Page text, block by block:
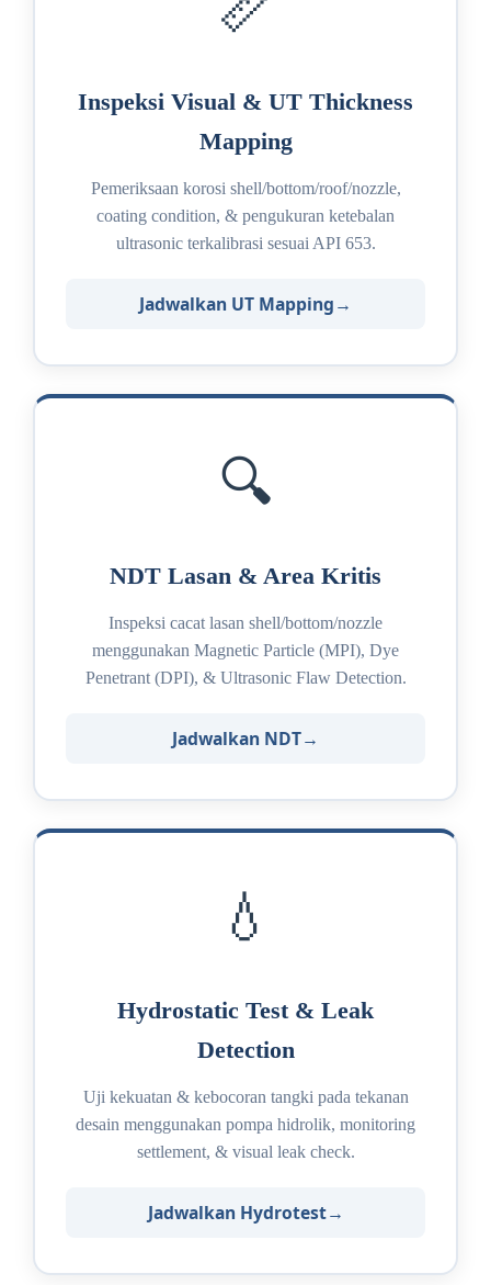
Inspeksi Visual & UT Thickness
Mapping
Pemeriksaan korosi shell/bottom/roof/nozzle,
coating condition, & pengukuran ketebalan
ultrasonic terkalibrasi sesuai API 653.
Jadwalkan UT Mapping
🔍
NDT Lasan & Area Kritis
Inspeksi cacat lasan shell/bottom/nozzle
menggunakan Magnetic Particle (MPI), Dye
Penetrant (DPI), & Ultrasonic Flaw Detection.
Jadwalkan NDT
💧
Hydrostatic Test & Leak
Detection
Uji kekuatan & kebocoran tangki pada tekanan
desain menggunakan pompa hidrolik, monitoring
settlement, & visual leak check.
Jadwalkan Hydrotest